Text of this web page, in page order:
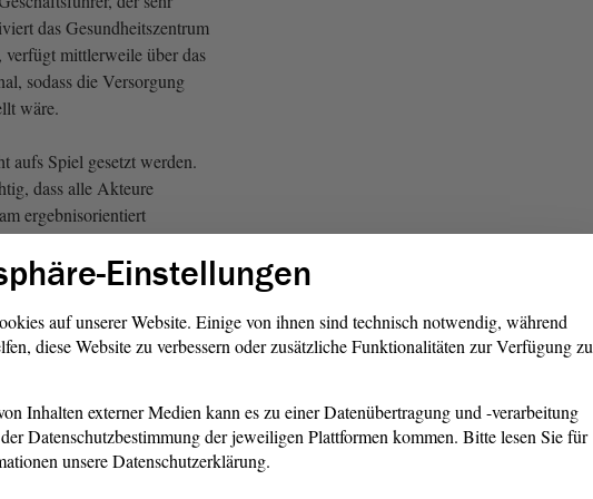
das Gesundheitszentrum
verfügt mittlerweile über das
sodass die Versorgung
wäre.
aufs Spiel gesetzt werden.
dass alle Akteure
ergebnisorientiert
die neuen
des Bundes
das Land die
stärkt.
Gesundheit ist keine
der auf den
muss beendet und die
muss gestoppt
umso mehr die
Einstellungen
auf unserer Website. Einige von ihnen sind technisch notwendig, während
diese Website zu verbessern oder zusätzliche Funktionalitäten zur Verfügung zu
Inhalten externer Medien kann es zu einer Datenübertragung und -verarbeitung
Datenschutzbestimmung der jeweiligen Plattformen kommen. Bitte lesen Sie für
unsere Datenschutzerklärung.